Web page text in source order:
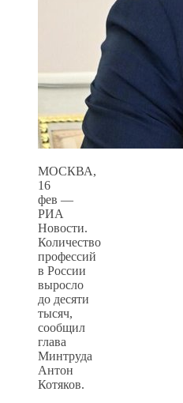
МОСКВА,
16
фев —
РИА
Новости.
Количество
профессий
в России
выросло
до десяти
тысяч,
сообщил
глава
Минтруда
Антон
Котяков.